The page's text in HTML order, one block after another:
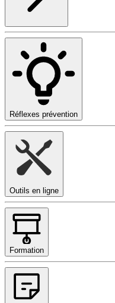
Réflexes prévention
Outils en ligne
Formation